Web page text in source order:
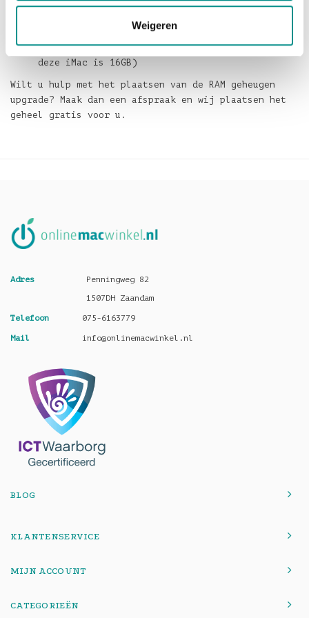
Weigeren
deze iMac is 32GB)
iMac 21.5 inch model Mid 2010 (Maximum RAM voor
deze iMac is 16GB)
Wilt u hulp met het plaatsen van de RAM geheugen
upgrade? Maak dan een afspraak en wij plaatsen het
geheel gratis voor u.
Adres
Penningweg 82
1507DH Zaandam
Telefoon 075-6163779
Mail info@onlinemacwinkel.nl
BLOG
KLANTENSERVICE
MIJN ACCOUNT
CATEGORIEËN